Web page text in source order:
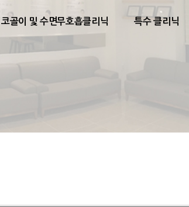
코골이 및 수면무호흡클리닉 특수 클리닉